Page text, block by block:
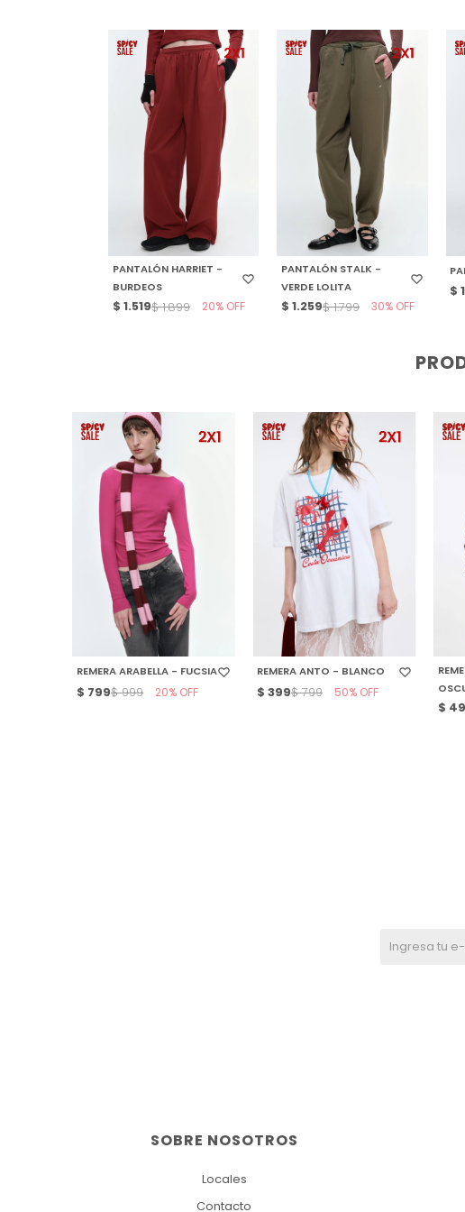
SELECCIONAR TALLE
PANTALÓN HARRIET -
BURDEOS
$ 1.519$ 1.899 20
SELECCIONAR TALLE
PANTALÓN STALK -
VERDE LOLITA
$ 1.259$ 1.799 30
$
SELECCIONAR TALLE
REMERA ARABELLA - FUCSIA
$ 799$ 999 20
SELECCIONAR TALLE
REMERA ANTO - BLANCO
$ 399$ 799 50
$
SOBRE NOSOTROS
Locales
Contacto